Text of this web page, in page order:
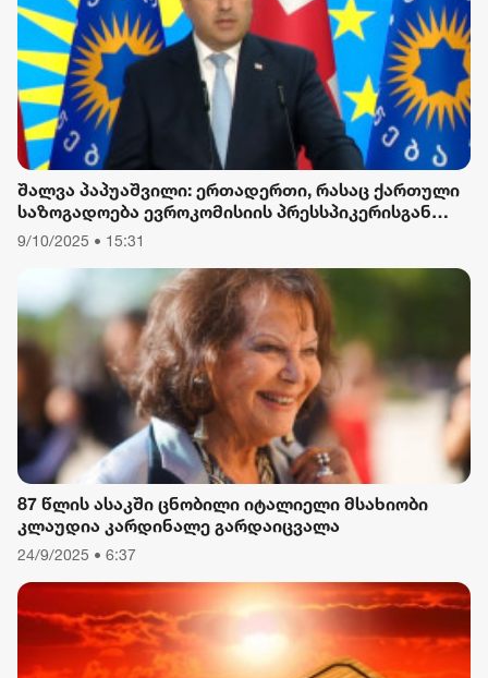
შალვა პაპუაშვილი: ერთადერთი, რასაც ქართული
საზოგადოება ევროკომისიის პრესსპიკერისგან
მოელის, არის ბოდიში ხელისუფლების დამხობის
9/10/2025 • 15:31
87 წლის ასაკში ცნობილი იტალიელი მსახიობი
კლაუდია კარდინალე გარდაიცვალა
24/9/2025 • 6:37